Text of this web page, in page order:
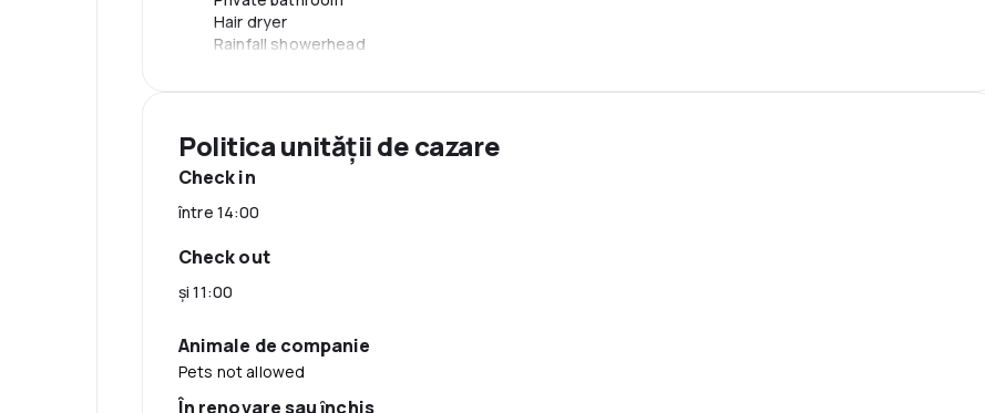
Hair dryer
Rainfall showerhead
Politica unităţii de cazare
Check in
între 14:00
Check out
şi 11:00
Animale de companie
Pets not allowed
În renovare sau ȋnchis